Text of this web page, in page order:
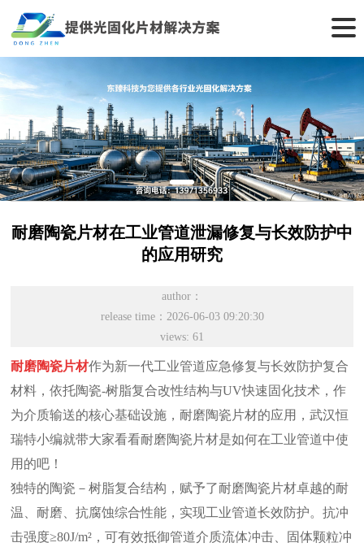
耐磨陶瓷片材在工业管道泄漏修复与长效防护中
的应用研究
author：
release time：2026-06-03 09:20:30
views: 61
耐磨陶瓷片材作为新一代工业管道应急修复与长效防护复合
材料，依托陶瓷-树脂复合改性结构与UV快速固化技术，作
为介质输送的核心基础设施，耐磨陶瓷片材的应用，武汉恒
瑞特小编就带大家看看耐磨陶瓷片材是如何在工业管道中使
用的吧！
独特的陶瓷－树脂复合结构，赋予了耐磨陶瓷片材卓越的耐
温、耐磨、抗腐蚀综合性能，实现工业管道长效防护。抗冲
击强度≥80J/m²，可有效抵御管道介质流体冲击、固体颗粒冲